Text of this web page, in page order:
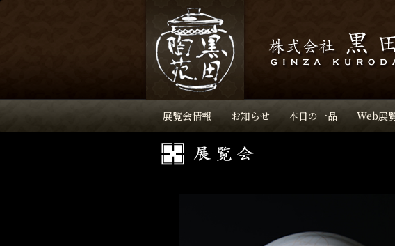
展覧会情報 お知らせ 本日の一品 Web展